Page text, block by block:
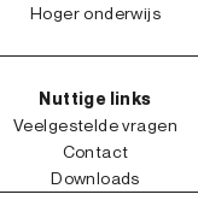
Hoger onderwijs
Nuttige links
Veelgestelde vragen
Contact
Downloads